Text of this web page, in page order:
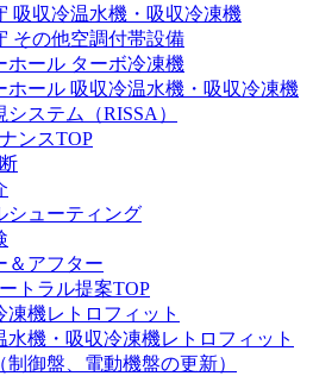
吸収冷温水機・吸収冷凍機
その他空調付帯設備
ホール ターボ冷凍機
ホール 吸収冷温水機・吸収冷凍機
ステム（RISSA）
ンスTOP
シューティング
＆アフター
トラル提案TOP
凍機レトロフィット
水機・吸収冷凍機レトロフィット
制御盤、電動機盤の更新）